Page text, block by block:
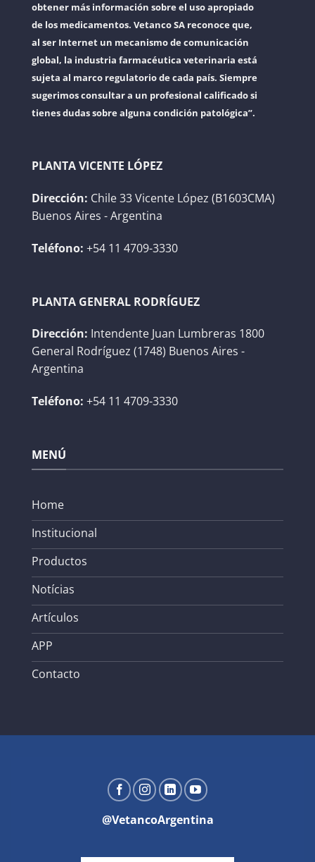
obtener más información sobre el uso apropiado
de los medicamentos. Vetanco SA reconoce que,
al ser Internet un mecanismo de comunicación
global, la industria farmacéutica veterinaria está
sujeta al marco regulatorio de cada país. Siempre
sugerimos consultar a un profesional calificado si
tienes dudas sobre alguna condición patológica”.
PLANTA VICENTE LÓPEZ
Dirección: Chile 33 Vicente López (B1603CMA)
Buenos Aires - Argentina
Teléfono: +54 11 4709-3330
PLANTA GENERAL RODRÍGUEZ
Dirección: Intendente Juan Lumbreras 1800
General Rodríguez (1748) Buenos Aires -
Argentina
Teléfono: +54 11 4709-3330
MENÚ
Home
Institucional
Productos
Notícias
Artículos
APP
Contacto
@VetancoArgentina